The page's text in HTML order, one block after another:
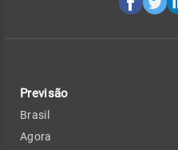
Previsão
Brasil
Agora